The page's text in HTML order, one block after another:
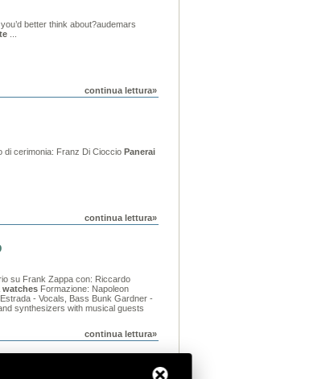
better think about?audemars
...
continua lettura»
di cerimonia: Franz Di Cioccio Panerai
continua lettura»
su Frank Zappa con: Riccardo
watchesFormazione: Napoleon
- Vocals, Bass Bunk Gardner -
synthesizers with musical guests
continua lettura»